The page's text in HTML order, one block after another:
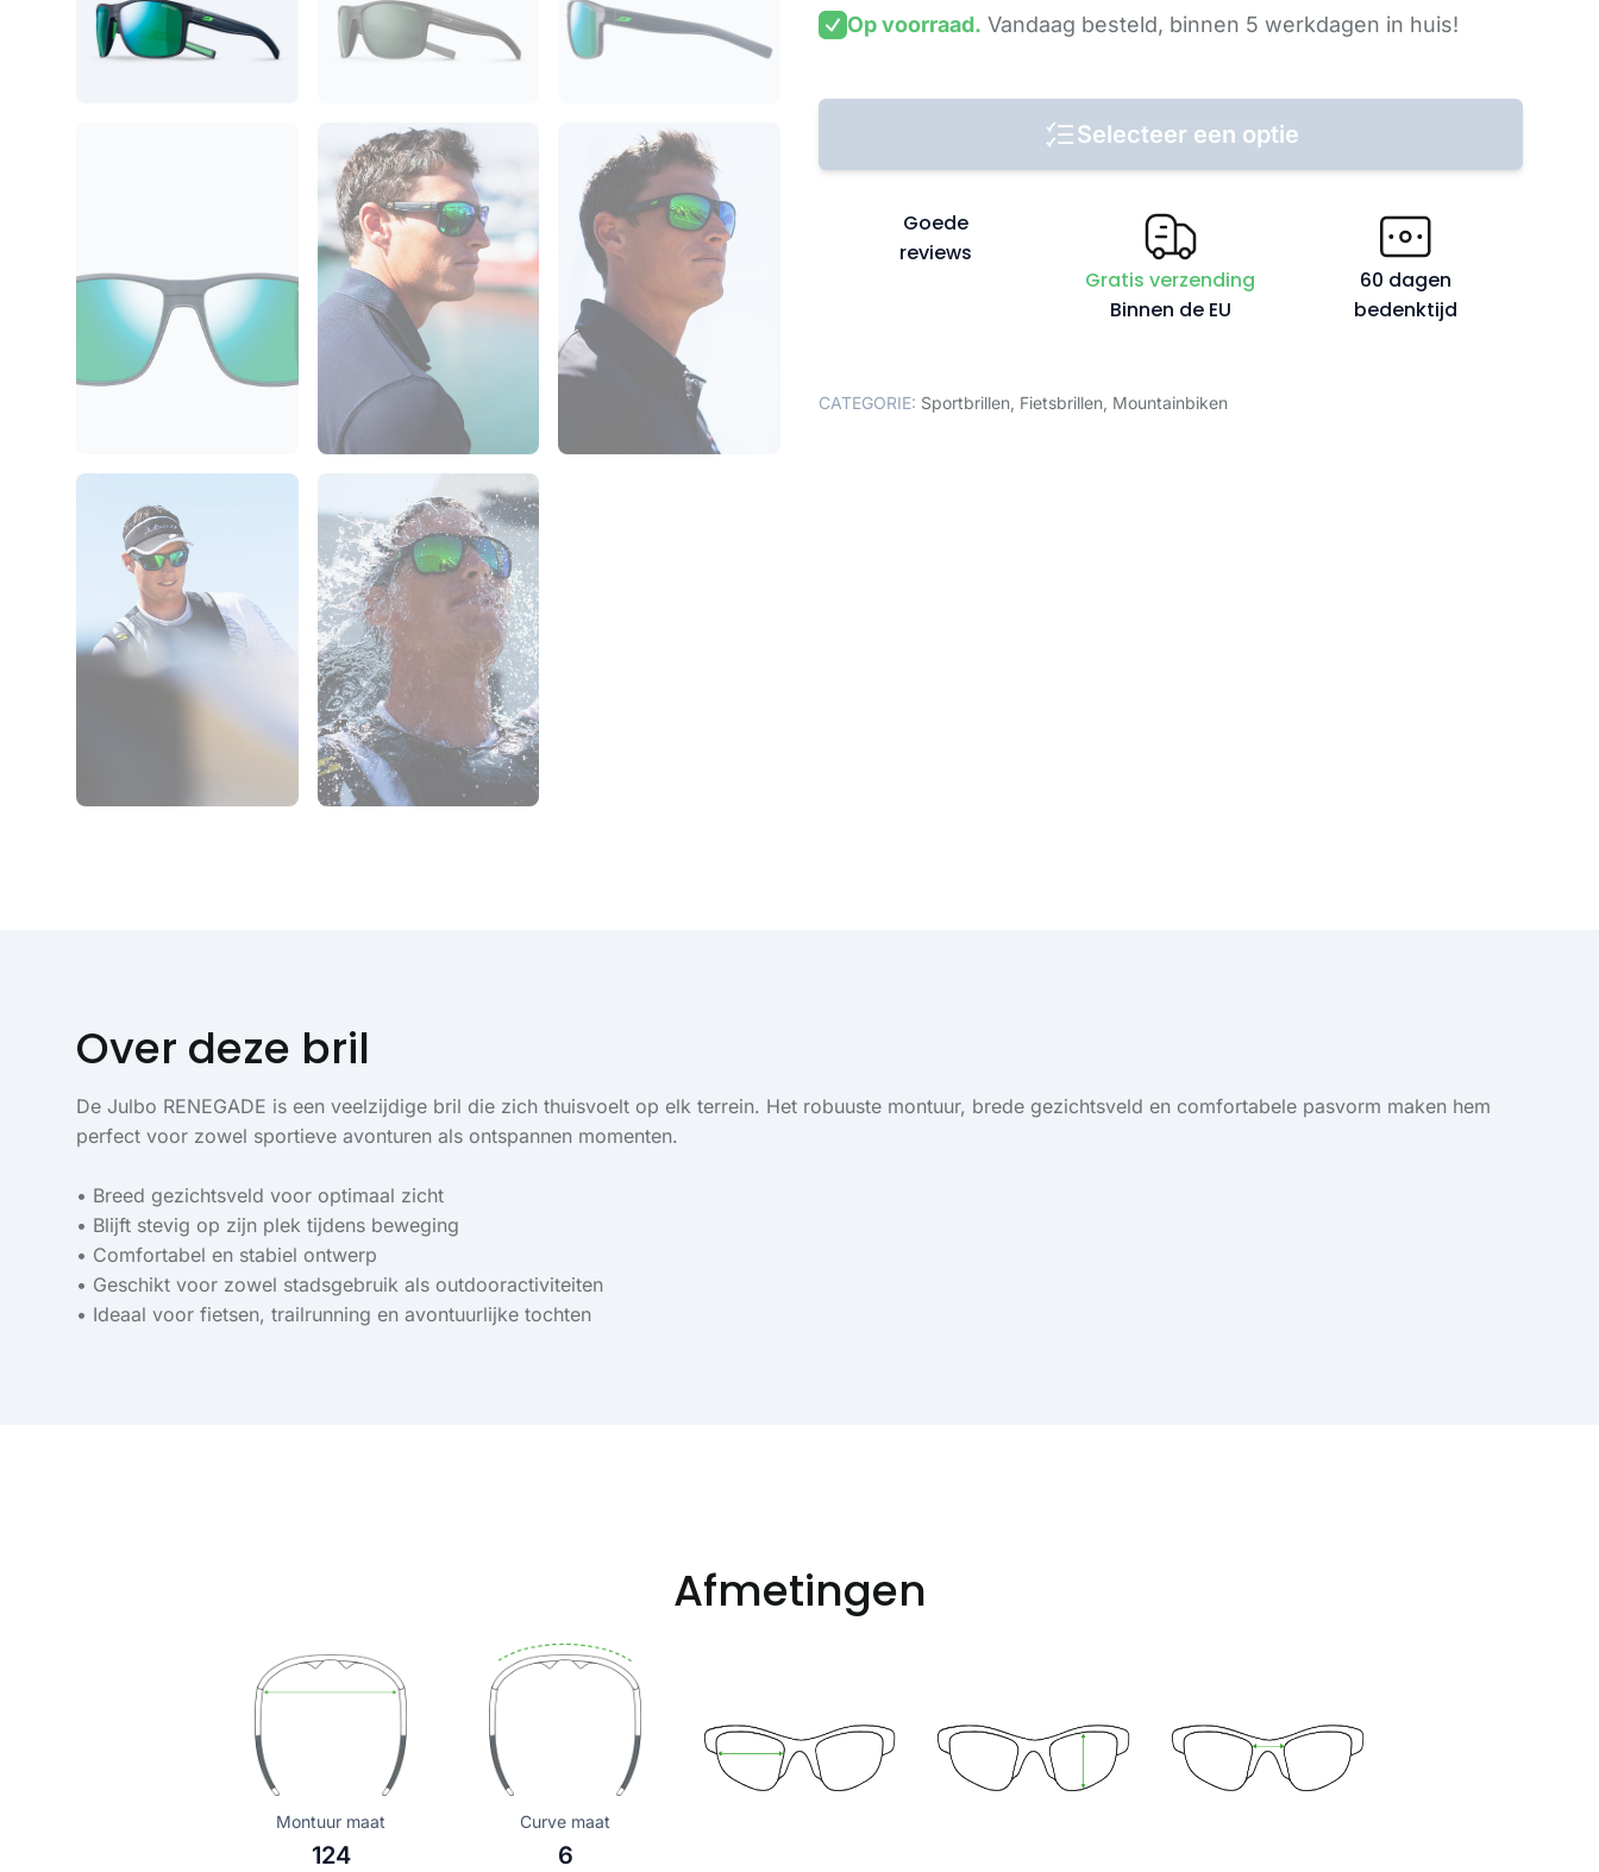
Op voorraad. Vandaag besteld, binnen 5 werkdagen in huis!
Selecteer een optie
Goede
reviews
Gratis verzending
Binnen de EU
60 dagen
bedenktijd
CATEGORIE: Sportbrillen, Fietsbrillen, Mountainbiken
Over deze bril
De Julbo RENEGADE is een veelzijdige bril die zich thuisvoelt op elk terrein. Het robuuste montuur, brede gezichtsveld en comfortabele pasvorm maken hem
perfect voor zowel sportieve avonturen als ontspannen momenten.
• Breed gezichtsveld voor optimaal zicht
• Blijft stevig op zijn plek tijdens beweging
• Comfortabel en stabiel ontwerp
• Geschikt voor zowel stadsgebruik als outdooractiviteiten
• Ideaal voor fietsen, trailrunning en avontuurlijke tochten
Afmetingen
Montuur maat
124
Curve maat
6